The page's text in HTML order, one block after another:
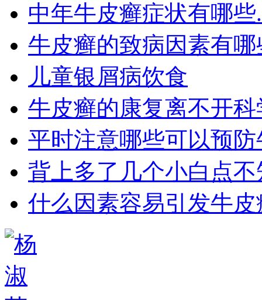
中年牛皮癣症状有哪些.
牛皮癣的致病因素有哪
儿童银屑病饮食
牛皮癣的康复离不开
平时注意哪些可以预
背上多了几个小白点
什么因素容易引发牛皮